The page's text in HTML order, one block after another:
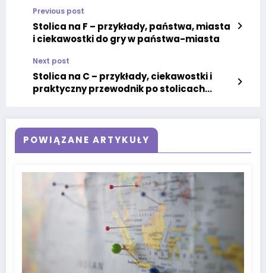
Previous post
Stolica na F – przykłady, państwa, miasta
i ciekawostki do gry w państwa-miasta
Next post
Stolica na C – przykłady, ciekawostki i
praktyczny przewodnik po stolicach
POWIĄZANE ARTYKUŁY